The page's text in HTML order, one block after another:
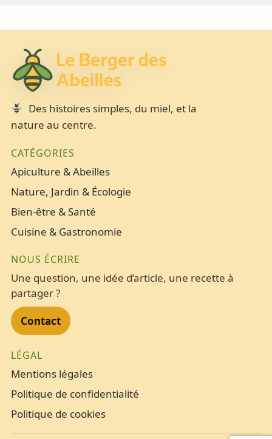
Des histoires simples, du miel, et la
nature au centre.
CATÉGORIES
Apiculture & Abeilles
Nature, Jardin & Écologie
Bien-être & Santé
Cuisine & Gastronomie
NOUS ÉCRIRE
Une question, une idée d’article, une recette à
partager ?
Contact
LÉGAL
Mentions légales
Politique de confidentialité
Politique de cookies